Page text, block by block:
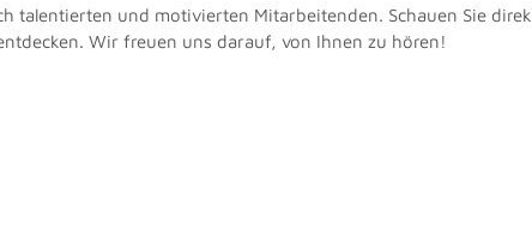
talentierten und motivierten Mitarbeitenden. Schauen Sie
Wir freuen uns darauf, von Ihnen zu hören!